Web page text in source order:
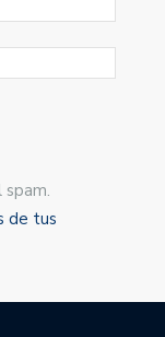
de tus